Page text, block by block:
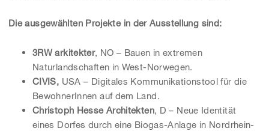
Die ausgewählten Projekte in der Ausstellung sind:
3RWarkitekter, NO – Bauen in extremen
Naturlandschaften in West-Norwegen.
CIVIS, USA – Digitales Kommunikationstool für die
BewohnerInnen auf dem Land.
Christoph Hesse Architekten, D – Neue Identität
eines Dorfes durch eine Biogas-Anlage in Nordrhein-